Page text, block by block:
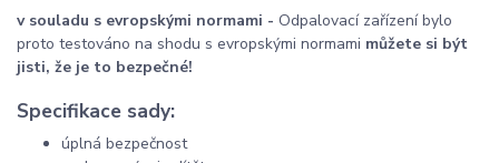
v souladu s evropskými normami - Odpalovací zařízení bylo
proto testováno na shodu s evropskými normami můžete si být
jisti, že je to bezpečné!
Specifikace sady:
úplná bezpečnost